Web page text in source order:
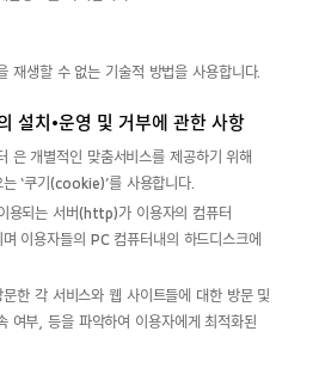
재생할 수 없는 기술적 방법을 사용합니다.
설치•운영 및 거부에 관한 사항
은 개별적인 맞춤서비스를 제공하기 위해
‘쿠기(cookie)’를 사용합니다.
용되는 서버(http)가 이용자의 컴퓨터
이용자들의 PC 컴퓨터내의 하드디스크에
한 각 서비스와 웹 사이트들에 대한 방문 및
여부, 등을 파악하여 이용자에게 최적화된